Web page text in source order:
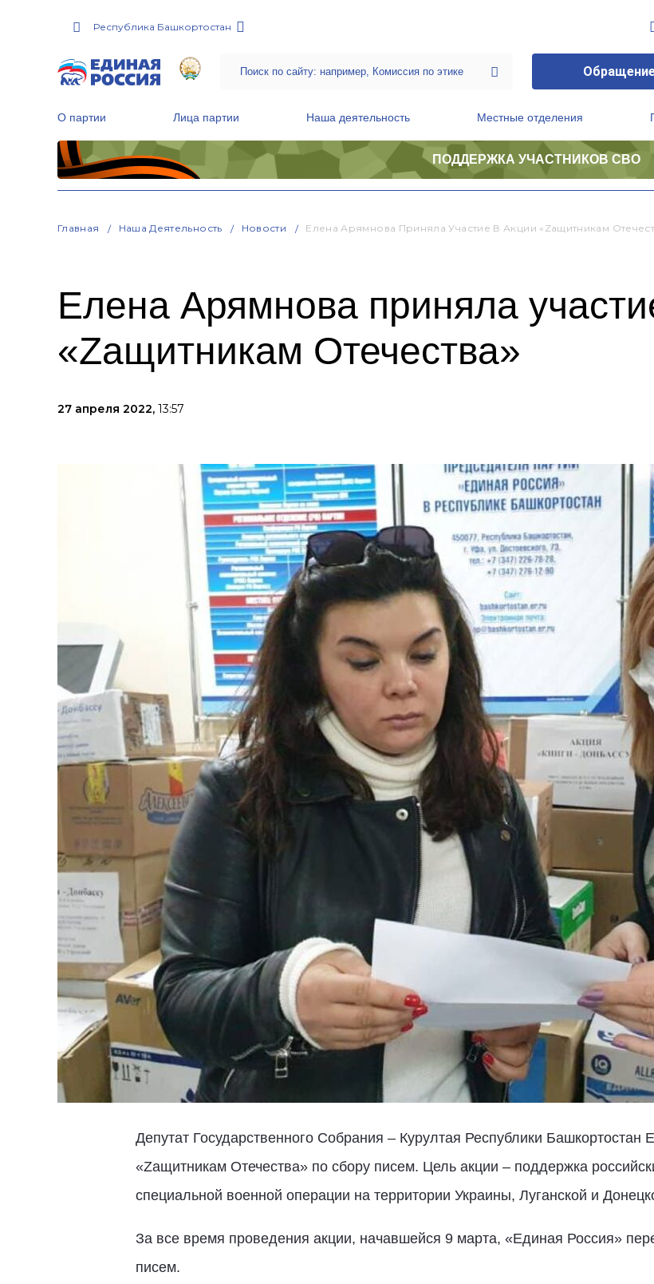
Республика Башкортостан
О партии Лица партии Наша деятельность Местные отделения
ПОДДЕРЖКА УЧАСТНИКОВ СВО
Главная Наша Деятельность Новости Елена Арямнова Приняла Участие В Акции «Zaщитникам
Елена Арямнова приняла
«Zaщитникам Отечества»
27 апреля 2022, 13:57
Депутат Государственного Собрания – Курултая Республики
«Zaщитникам Отечества» по сбору писем. Цель акции – поддержка
специальной военной операции на территории Украины, Луганской и
За все время проведения акции, начавшейся 9 марта, «Единая Россия»
писем.